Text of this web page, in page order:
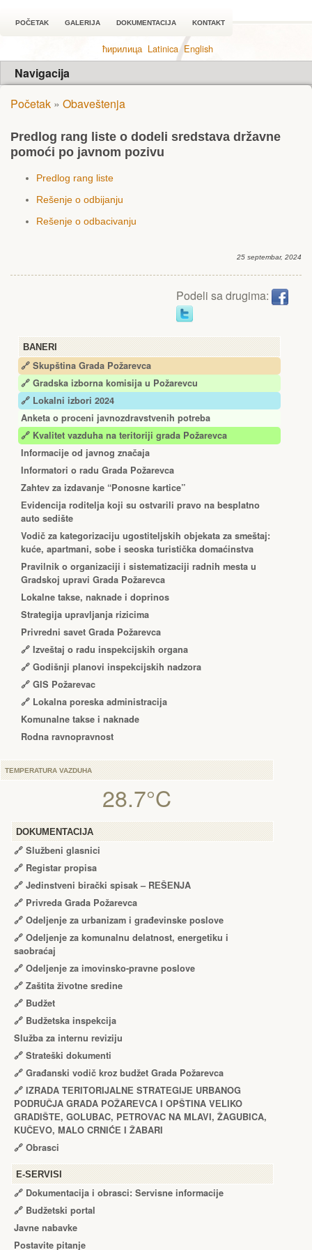
POČETAK GALERIJA DOKUMENTACIJA KONTAKT
ћирилица Latinica English
Navigacija
BANERI
🔗 Skupština Grada Požarevca
🔗 Gradska izborna komisija u Požarevcu
🔗 Lokalni izbori 2024
Anketa o proceni javnozdravstvenih potreba
🔗 Kvalitet vazduha na teritoriji grada Požarevca
Informacije od javnog značaja
Informatori o radu Grada Požarevca
Zahtev za izdavanje “Ponosne kartice”
Еvidencija roditelja koji su ostvarili pravo na besplatno
auto sedište
Vodič za kategorizaciju ugostiteljskih objekata za smeštaj:
kuće, apartmani, sobe i seoska turistička domaćinstva
Pravilnik o organizaciji i sistematizaciji radnih mesta u
Gradskoj upravi Grada Požarevca
Lokalne takse, naknade i doprinos
Strategija upravljanja rizicima
Privredni savet Grada Požarevca
🔗 Izveštaj o radu inspekcijskih organa
🔗 Godišnji planovi inspekcijskih nadzora
🔗 GIS Požarevac
🔗 Lokalna poreska administracija
Komunalne takse i naknade
Rodna ravnopravnost
Početak » Obaveštenja
Predlog rang liste o dodeli sredstava državne
pomoći po javnom pozivu
Predlog rang liste
Rešenje o odbijanju
Rešenje o odbacivanju
25 septembar, 2024
Podeli sa drugima:
TEMPERATURA VAZDUHA
28.7°C
DOKUMENTACIJA
🔗 Službeni glasnici
🔗 Registar propisa
🔗 Jedinstveni birački spisak – RЕŠЕNJA
🔗 Privreda Grada Požarevca
🔗 Odeljenje za urbanizam i građevinske poslove
🔗 Odeljenje za komunalnu delatnost, energetiku i
saobraćaj
🔗 Odeljenje za imovinsko-pravne poslove
🔗 Zaštita životne sredine
🔗 Budžet
🔗 Budžetska inspekcija
Služba za internu reviziju
🔗 Strateški dokumenti
🔗 Građanski vodič kroz budžet Grada Požarevca
🔗 IZRADA TЕRITORIJALNЕ STRATЕGIJЕ URBANOG
PODRUČJA GRADA POŽARЕVCA I OPŠTINA VЕLIKO
GRADIŠTЕ, GOLUBAC, PЕTROVAC NA MLAVI, ŽAGUBICA,
KUČЕVO, MALO CRNIĆЕ I ŽABARI
🔗 Obrasci
Е-SERVISI
🔗 Dokumentacija i obrasci: Servisne informacije
🔗 Budžetski portal
Javne nabavke
Postavite pitanje